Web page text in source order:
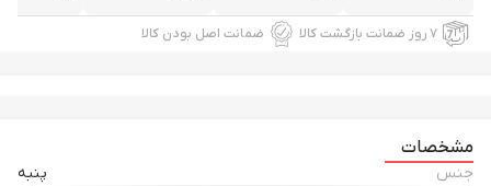
۷ روز ضمانت بازگشت کالا ضمانت اصل بودن کالا
مشخصات
جنس
پنبه